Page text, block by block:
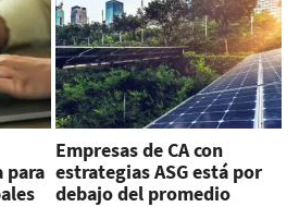
para
Empresas de CA con
estrategias ASG está por
debajo del promedio